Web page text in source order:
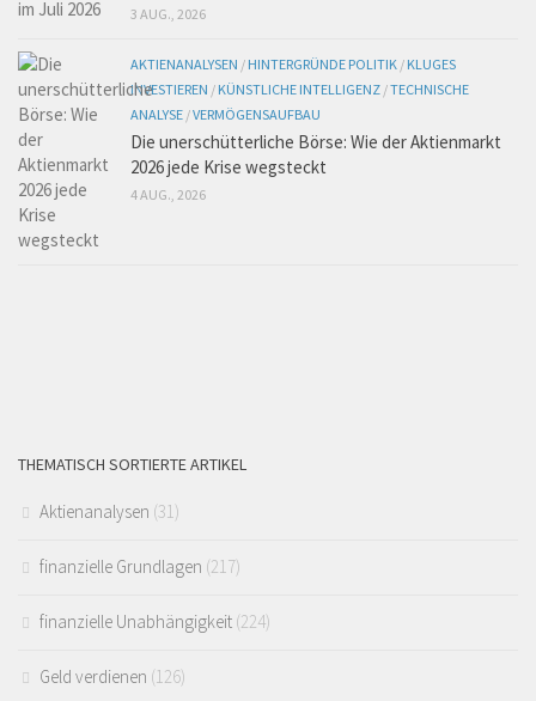
3 AUG., 2026
AKTIENANALYSEN / HINTERGRÜNDE POLITIK / KLUGES
INVESTIEREN / KÜNSTLICHE INTELLIGENZ /TECHNISCHE
ANALYSE /VERMÖGENSAUFBAU
Die unerschütterliche Börse: Wie der Aktienmarkt
2026 jede Krise wegsteckt
4 AUG., 2026
THEMATISCH SORTIERTE ARTIKEL
Aktienanalysen (31)
finanzielle Grundlagen (217)
finanzielle Unabhängigkeit (224)
Geld verdienen (126)